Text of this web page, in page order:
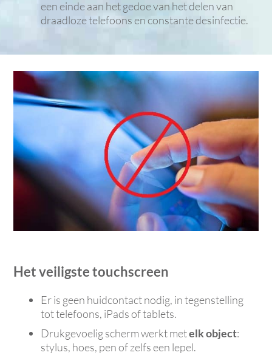
een einde aan het gedoe van het delen van
draadloze telefoons en constante desinfectie.
Het veiligste touchscreen
Er is geen huidcontact nodig, in tegenstelling
tot telefoons, iPads of tablets.
Drukgevoelig scherm werkt metelk object:
stylus, hoes, pen of zelfs een lepel.